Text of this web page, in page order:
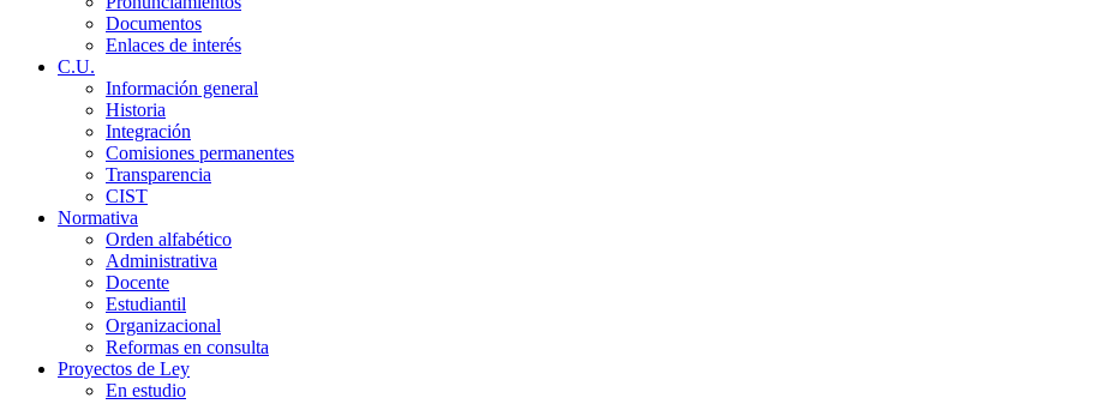
Documentos
Enlaces de interés
C.U.
Información general
Historia
Integración
Comisiones permanentes
Transparencia
CIST
Normativa
Orden alfabético
Administrativa
Docente
Estudiantil
Organizacional
Reformas en consulta
Proyectos de Ley
En estudio